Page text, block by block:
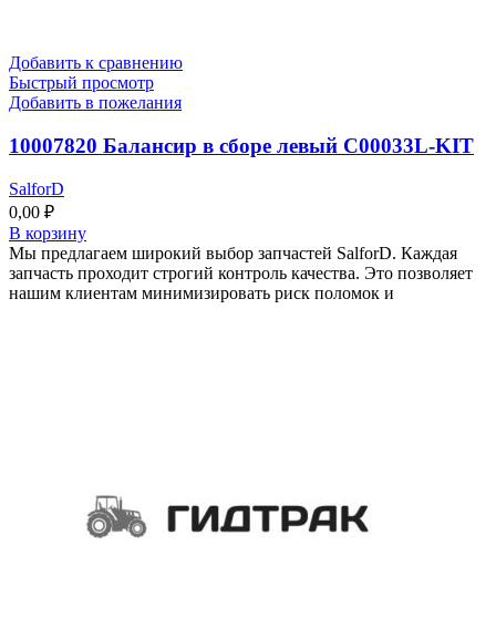
Добавить к сравнению
Быстрый просмотр
Добавить в пожелания
10007820 Балансир в сборе левый C00033L-KIT
SalforD
0,00 ₽
В корзину
Мы предлагаем широкий выбор запчастей SalforD. Каждая
запчасть проходит строгий контроль качества. Это позволяет
нашим клиентам минимизировать риск поломок и